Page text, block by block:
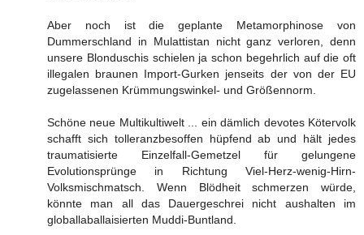
Aber noch ist die geplante Metamorphinose von
Dummerschland in Mulattistan nicht ganz verloren, denn
unsere Blonduschis schielen ja schon begehrlich auf die oft
illegalen braunen Import-Gurken jenseits der von der EU
zugelassenen Krümmungswinkel- und Größennorm.
Schöne neue Multikultiwelt ... ein dämlich devotes Kötervolk
schafft sich tolleranzbesoffen hüpfend ab und hält jedes
traumatisierte Einzelfall-Gemetzel für gelungene
Evolutionsprünge in Richtung Viel-Herz-wenig-Hirn-
Volksmischmatsch. Wenn Blödheit schmerzen würde,
könnte man all das Dauergeschrei nicht aushalten im
globallaballaisierten Muddi-Buntland.